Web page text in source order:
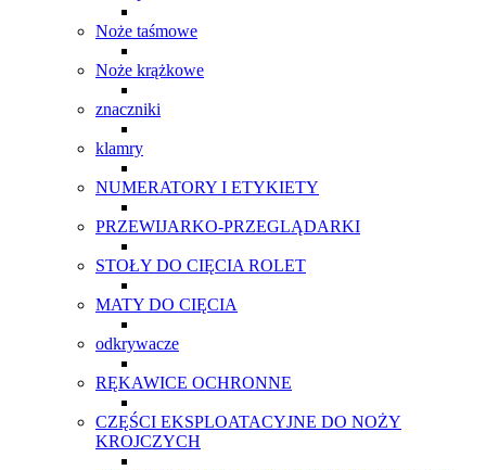
Noże taśmowe
Noże krążkowe
znaczniki
klamry
NUMERATORY I ETYKIETY
PRZEWIJARKO-PRZEGLĄDARKI
STOŁY DO CIĘCIA ROLET
MATY DO CIĘCIA
odkrywacze
RĘKAWICE OCHRONNE
CZĘŚCI EKSPLOATACYJNE DO NOŻY
KROJCZYCH